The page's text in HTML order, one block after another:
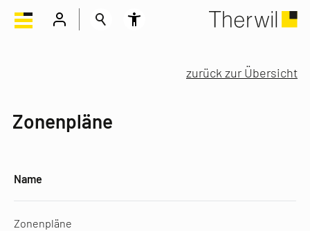
zurück zur Übersicht
Zonenpläne
Name
Zonenpläne